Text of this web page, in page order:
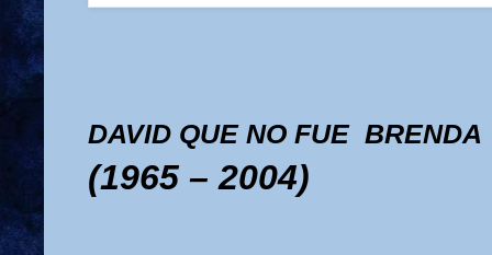
DAVID QUE NO FUE BRENDA
(1965 – 2004)